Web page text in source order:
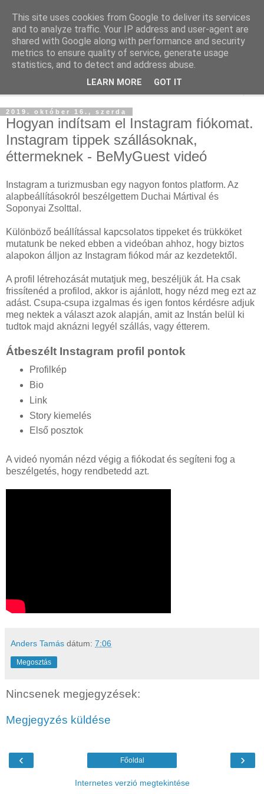
Szállás Marketing
Ingyenes marketing tudásforrás a turisztikai szakmának
2019. október 16., szerda
Hogyan indítsam el Instagram fiókomat.
Instagram tippek szállásoknak,
éttermeknek - BeMyGuest videó
Instagram a turizmusban egy nagyon fontos platform. Az
alapbeállításokról beszélgettem Duchai Mártival és
Soponyai Zsolttal.
Különböző beállítással kapcsolatos tippeket és trükköket
mutatunk be neked ebben a videóban ahhoz, hogy biztos
alapokon álljon az Instagram fiókod már az kezdetektől.
A profil létrehozását mutatjuk meg, beszéljük át. Ha csak
frissítenéd a profilod, akkor is ajánlott, hogy nézd meg ezt az
adást. Csupa-csupa izgalmas és igen fontos kérdésre adjuk
meg nektek a választ azok alapján, amit az Instán belül ki
tudtok majd aknázni legyél szállás, vagy étterem.
Átbeszélt Instagram profil pontok
Profilkép
Bio
Link
Story kiemelés
Első posztok
A videó nyomán nézd végig a fiókodat és segíteni fog a
beszélgetés, hogy rendbetedd azt.
Anders Tamás dátum: 7:06
Megosztás
Nincsenek megjegyzések:
Megjegyzés küldése
‹ ›
Főoldal
Internetes verzió megtekintése
This site uses cookies from Google to deliver its services
and to analyze traffic. Your IP address and user-agent are
shared with Google along with performance and security
metrics to ensure quality of service, generate usage
statistics, and to detect and address abuse.
LEARN MORE GOT IT